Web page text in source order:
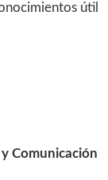
útil
y Comunicación